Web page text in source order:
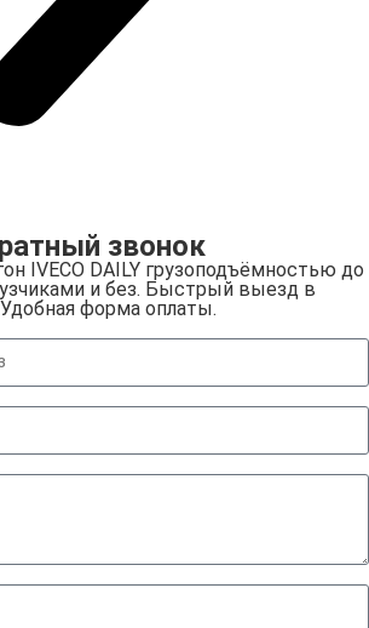
звонок
IVECO DAILY грузоподъёмностью до
и без. Быстрый выезд в
форма оплаты.